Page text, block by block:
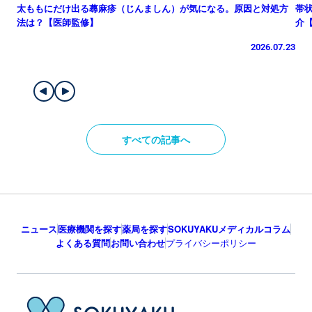
太ももにだけ出る蕁麻疹（じんましん）が気になる。原因と対処方
法は？【医師監修】
2026.07.23
帯
介
すべての記事へ
ニュース医療機関を探す薬局を探すSOKUYAKUメディカルコラム
よくある質問お問い合わせプライバシーポリシー